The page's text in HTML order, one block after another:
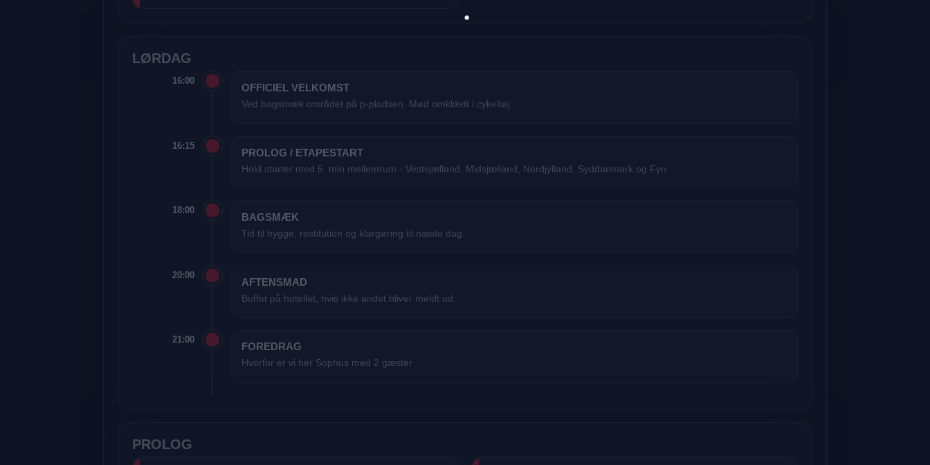
LØRDAG
16:00
OFFICIEL VELKOMST
Ved bagsmæk området på p-pladsen. Mød omklædt i cykeltøj
16:15
PROLOG / ETAPESTART
Hold starter med 5. min mellemrum - Vestsjælland, Midsjælland, Nordjylland, Syddanmark og Fyn
18:00
BAGSMÆK
Tid til hygge, restitution og klargøring til næste dag.
20:00
AFTENSMAD
Buffet på hotellet, hvis ikke andet bliver meldt ud.
21:00
FOREDRAG
Hvorfor er vi her Sophus med 2 gæster
PROLOG